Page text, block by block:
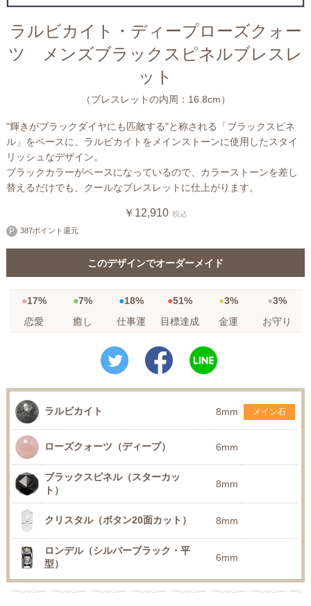
ラルビカイト・ディープローズクォー
ツ メンズブラックスピネルブレスレ
ット
（ブレスレットの内周：16.8cm）
"輝きがブラックダイヤにも匹敵する"と称される「ブラックスピネ
ル」をベースに、ラルビカイトをメインストーンに使用したスタイ
リッシュなデザイン。
ブラックカラーがベースになっているので、カラーストーンを差し
替えるだけでも、クールなブレスレットに仕上がります。
￥12,910 税込
387ポイント還元
このデザインでオーダーメイド
17% 7% 18% 51% 3%
3%
恋愛
癒し 仕事運 目標達成 金運 お守り
ラルビカイト 8mm メイン石
ローズクォーツ（ディープ） 6mm
ブラックスピネル（スターカッ
ト）
8mm
クリスタル（ボタン20面カット） 8mm
ロンデル（シルバーブラック・平
型）
6mm